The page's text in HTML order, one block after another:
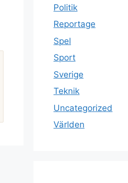
Politik
Reportage
Spel
Sport
Sverige
Teknik
Uncategorized
Världen